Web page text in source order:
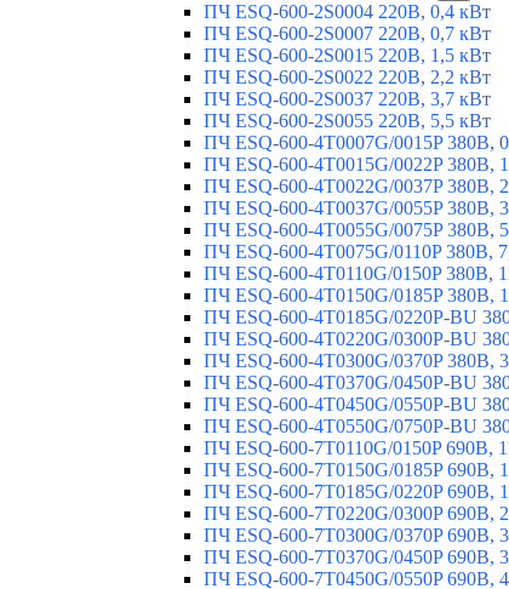
ПЧ ESQ-600-2S0004 220В, 0,4 кВт
ПЧ ESQ-600-2S0007 220В, 0,7 кВт
ПЧ ESQ-600-2S0015 220В, 1,5 кВт
ПЧ ESQ-600-2S0022 220В, 2,2 кВт
ПЧ ESQ-600-2S0037 220В, 3,7 кВт
ПЧ ESQ-600-2S0055 220В, 5,5 кВт
ПЧ ESQ-600-4T0007G/0015P 380В,
ПЧ ESQ-600-4T0015G/0022P 380В,
ПЧ ESQ-600-4T0022G/0037P 380В,
ПЧ ESQ-600-4T0037G/0055P 380В,
ПЧ ESQ-600-4T0055G/0075P 380В,
ПЧ ESQ-600-4T0075G/0110P 380В,
ПЧ ESQ-600-4T0110G/0150P 380В,
ПЧ ESQ-600-4T0150G/0185P 380В,
ПЧ ESQ-600-4T0185G/0220P-BU
ПЧ ESQ-600-4T0220G/0300P-BU
ПЧ ESQ-600-4T0300G/0370P 380В,
ПЧ ESQ-600-4T0370G/0450P-BU
ПЧ ESQ-600-4T0450G/0550P-BU
ПЧ ESQ-600-4T0550G/0750P-BU
ПЧ ESQ-600-7T0110G/0150P 690В,
ПЧ ESQ-600-7T0150G/0185P 690В,
ПЧ ESQ-600-7T0185G/0220P 690В,
ПЧ ESQ-600-7T0220G/0300P 690В,
ПЧ ESQ-600-7T0300G/0370P 690В,
ПЧ ESQ-600-7T0370G/0450P 690В,
ПЧ ESQ-600-7T0450G/0550P 690В,